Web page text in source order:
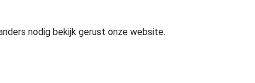
nodig bekijk gerust onze website.